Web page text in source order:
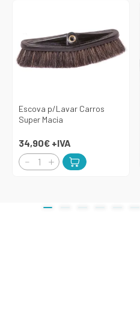
Escova p/Lavar Carros
Super Macia
34,90€ +IVA